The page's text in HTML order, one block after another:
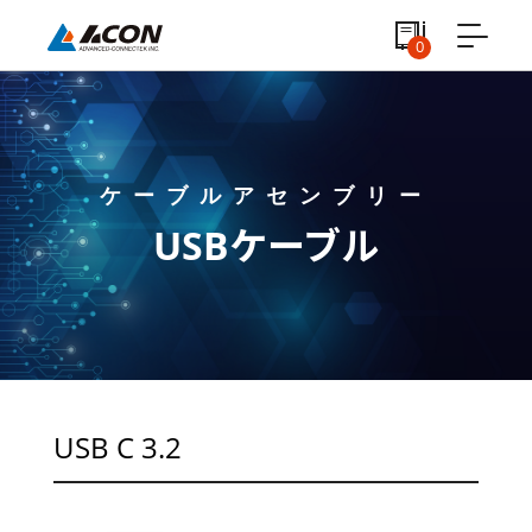
0
ケーブルアセンブリー
USBケーブル
USB C 3.2